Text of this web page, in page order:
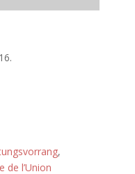
,
de l’Union